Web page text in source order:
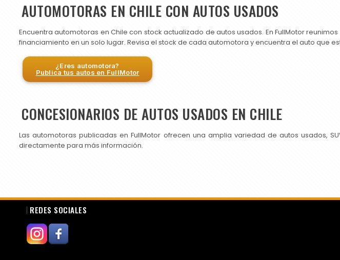
AUTOMOTORAS EN CHILE CON AUTOS USADOS
Encuentra automotoras en Chile con stock actualizado de autos usados. En FullMotor
financiamiento en un solo lugar. Revisa el stock de cada automotora y encuentra el auto que
¿Eres automotora?
Publica tus autos en FullMotor
CONCESIONARIOS DE AUTOS USADOS EN CHILE
Las automotoras publicadas en FullMotor ofrecen una amplia variedad de autos usados,
directamente para más información.
REDES SOCIALES